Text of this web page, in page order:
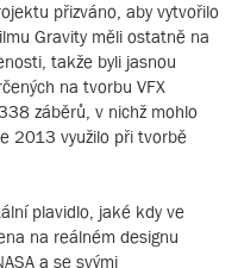
přizváno, aby vytvořilo
Gravity měli ostatně na
takže byli jasnou
na tvorbu VFX
záběrů, v nichž mohlo
2013 využilo při tvorbě
plavidlo, jaké kdy ve
na reálném designu
a se svými